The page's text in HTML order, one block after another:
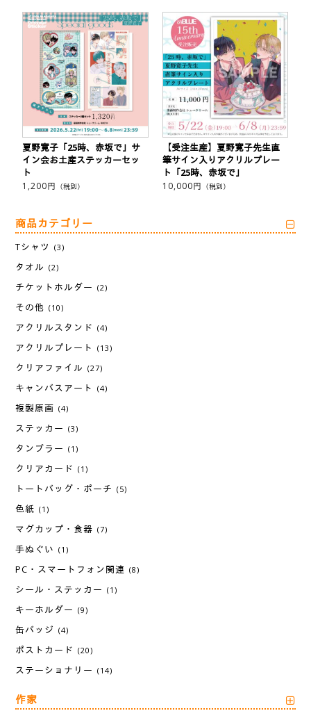
夏野寛子「25時、赤坂で」サ
イン会お土産ステッカーセッ
ト
1,200円 （税別）
【受注生産】夏野寛子先生直
筆サイン入りアクリルプレー
ト「25時、赤坂で」
10,000円 （税別）
商品カテゴリー
Tシャツ (3)
タオル (2)
チケットホルダー (2)
その他 (10)
アクリルスタンド (4)
アクリルプレート (13)
クリアファイル (27)
キャンバスアート (4)
複製原画 (4)
ステッカー (3)
タンブラー (1)
クリアカード (1)
トートバッグ・ポーチ (5)
色紙 (1)
マグカップ・食器 (7)
手ぬぐい (1)
PC・スマートフォン関連 (8)
シール・ステッカー (1)
キーホルダー (9)
缶バッジ (4)
ポストカード (20)
ステーショナリー (14)
作家